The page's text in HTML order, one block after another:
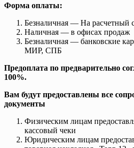
Форма оплаты:
Безналичная — На расчетный
Наличная — в офисах продаж
Безналичная — банковские
МИР, СПБ
Предоплата по предварительно
100%.
Вам будут предоставлены все
документы
Физическим лицам
кассовый чеки
Юридическим лицам